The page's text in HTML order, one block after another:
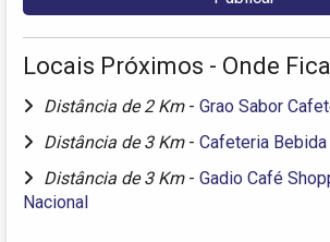
Locais Próximos - Onde
Distância de 2 Km - Grao Sabor
Distância de 3 Km - Cafeteria Bebida
Distância de 3 Km - Gadio Café
Nacional